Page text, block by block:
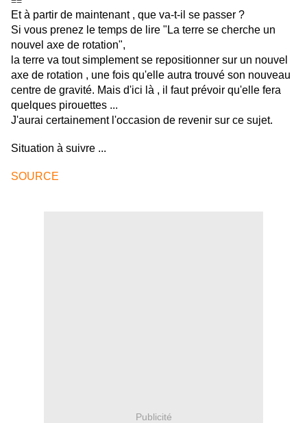
Et à partir de maintenant , que va-t-il se passer ?
Si vous prenez le temps de lire "La terre se cherche un
nouvel axe de rotation",
la terre va tout simplement se repositionner sur un nouvel
axe de rotation , une fois qu'elle autra trouvé son nouveau
centre de gravité. Mais d'ici là , il faut prévoir qu'elle fera
quelques pirouettes ...
J'aurai certainement l'occasion de revenir sur ce sujet.
Situation à suivre ...
SOURCE
Publicité